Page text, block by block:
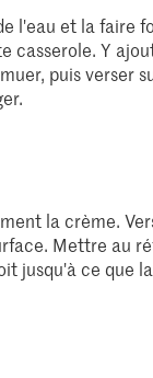
l'eau et la faire
casserole. Y
puis verser
la crème.
Mettre au
jusqu'à ce que